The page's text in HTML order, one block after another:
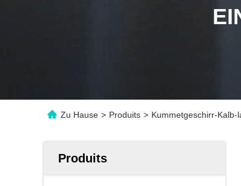
Zu Hause > Produits > Kummetgeschirr-
Produits